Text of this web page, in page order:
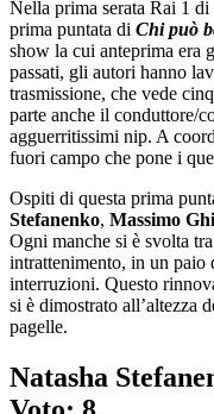
Nella prima serata Rai 1
prima puntata di Chi può
show la cui anteprima era
passati, gli autori hanno
trasmissione, che vede
parte anche il conduttore/
agguerritissimi nip. A
fuori campo che pone i
Ospiti di questa prima
Stefanenko, Massimo
Ogni manche si è svolta
intrattenimento, in un paio
interruzioni. Questo
si è dimostrato all’altezza
pagelle.
Natasha